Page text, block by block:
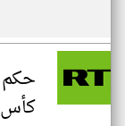
حكم
كأس